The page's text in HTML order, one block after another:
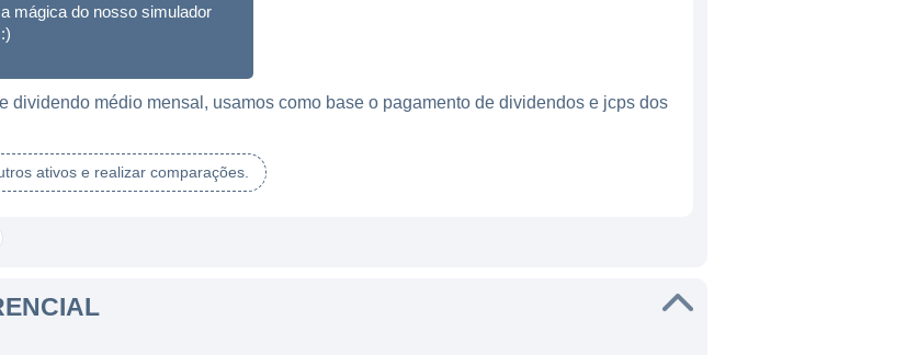
mágica do nosso simulador
dividendo médio mensal, usamos como base o pagamento de dividendos e jcps dos
ativos e realizar comparações.